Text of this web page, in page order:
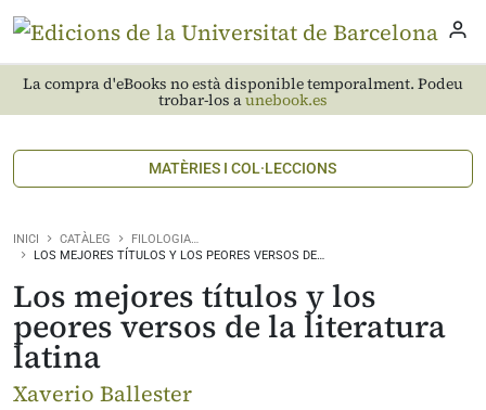
La compra d'eBooks no està disponible temporalment. Podeu
trobar-los aunebook.es
MATÈRIES I COL·LECCIONS
INICI CATÀLEG
FILOLOGIA…
LOS MEJORES TÍTULOS Y LOS PEORES VERSOS DE…
Los mejores títulos y los
peores versos de la literatura
latina
Xaverio Ballester